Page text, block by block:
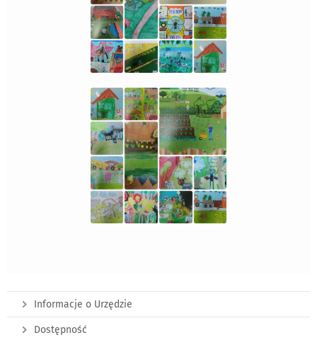
Informacje o Urzędzie
Dostępność